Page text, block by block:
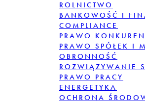
ROLNICTWO
BANKOWOŚĆ I
COMPLIANCE
PRAWO
PRAWO SPÓŁEK I
OBRONNOŚĆ
ROZWIĄZYWANIE
PRAWO PRACY
ENERGETYKA
OCHRONA